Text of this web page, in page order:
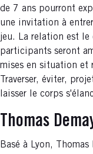
de 7 ans pourront
une invitation à
jeu. La relation est
participants seront
mises en situation et
Traverser, éviter,
laisser le corps
Thomas
Basé à Lyon,